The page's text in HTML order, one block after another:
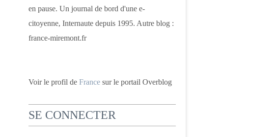
en pause. Un journal de bord d'une e-
citoyenne, Internaute depuis 1995. Autre blog :
france-miremont.fr
Voir le profil de France sur le portail Overblog
SE CONNECTER